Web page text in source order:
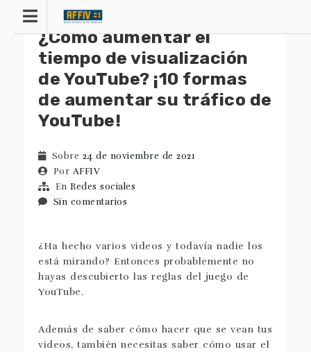
saltar
contenido¿Cómo aumentar el
tiempo de visualización
de YouTube? ¡10 formas
de aumentar su tráfico de
YouTube!
Sobre 24 de noviembre de 2021
Por AFFIV
En Redes sociales
Sin comentarios
¿Ha hecho varios videos y todavía nadie los
está mirando? Entonces probablemente no
hayas descubierto las reglas del juego de
YouTube.
Además de saber cómo hacer que se vean tus
videos, también necesitas saber cómo usar el